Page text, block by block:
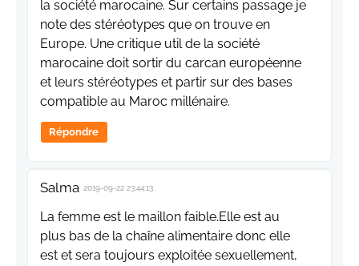
la société marocaine. Sur certains passage je
note des stéréotypes que on trouve en
Europe. Une critique util de la société
marocaine doit sortir du carcan européenne
et leurs stéréotypes et partir sur des bases
compatible au Maroc millénaire.
Répondre
Salma 2019-09-22 23:44:13
La femme est le maillon faible.Elle est au
plus bas de la chaîne alimentaire donc elle
est et sera toujours exploitée sexuellement,